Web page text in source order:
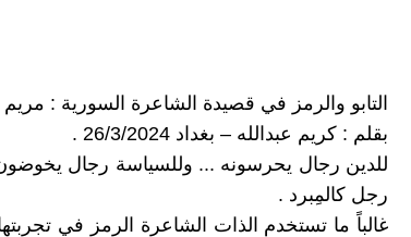
التابو والرمز في قصيدة الشاعرة السورية :
بقلم : كريم عبدالله – بغداد 26/3/2024 .
للدين رجال يحرسونه ... وللسياسة رجال
رجل كالمِبرد .
غالباً ما تستخدم الذات الشاعرة الرمز في